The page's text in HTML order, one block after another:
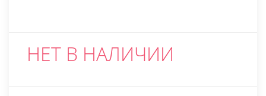
НЕТ В НАЛИЧИИ